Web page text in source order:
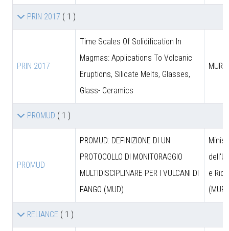
PRIN 2017 ( 1 )
PRIN 2017
Time Scales Of Solidification In
Magmas: Applications To Volcanic
Eruptions, Silicate Melts, Glasses,
Glass- Ceramics
MUR
PROMUD ( 1 )
PROMUD
PROMUD: DEFINIZIONE DI UN
PROTOCOLLO DI MONITORAGGIO
MULTIDISCIPLINARE PER I VULCANI DI
FANGO (MUD)
e
(MUR)
RELIANCE ( 1 )